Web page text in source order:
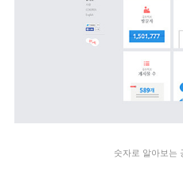
숫자로 알아보는